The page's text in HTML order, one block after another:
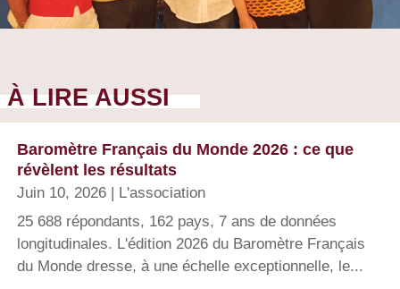
À LIRE AUSSI
Baromètre Français du Monde 2026 : ce que
révèlent les résultats
Juin 10, 2026
L'association
25 688 répondants, 162 pays, 7 ans de données
longitudinales. L'édition 2026 du Baromètre Français
du Monde dresse, à une échelle exceptionnelle, le...